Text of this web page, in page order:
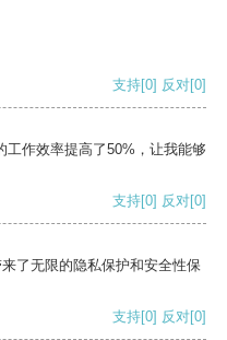
支持[0] 反对[0]
工作效率提高了50%，让我能够
支持[0] 反对[0]
了无限的隐私保护和安全性保
支持[0] 反对[0]